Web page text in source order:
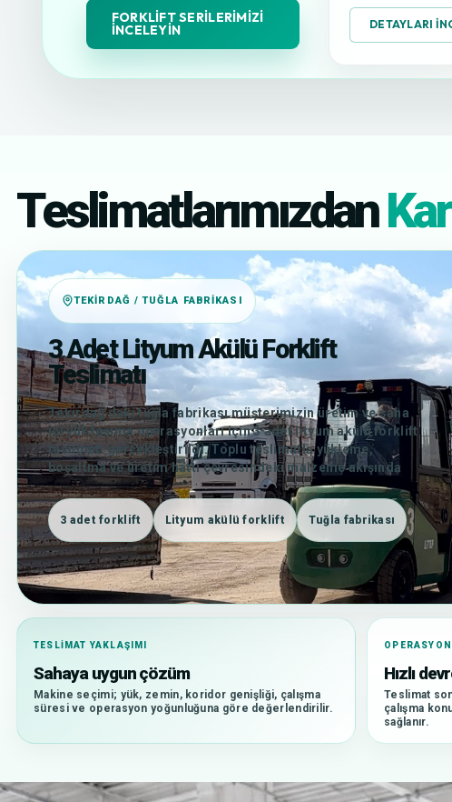
FORKLIFT SERILERIMIZI
İNCELEYIN DETAYLARI
Teslimatlarımızdan
TEKIRDAĞ / TUĞLA FABRIKASI
3 Adet Lityum Akülü Forklift
Teslimatı
Tekirdağ’daki tuğla fabrikası müşterimizin üretim ve saha
içi yük taşıma operasyonları için 3 adet lityum akülü forklift
teslimatı gerçekleştirildi. Toplu teslimatla yükleme,
boşaltma ve üretim hattı çevresindeki malzeme akışında
kapasite artışı hedeflendi.
3 adet forklift Lityum akülü forklift Tuğla fabrikası
TESLIMAT YAKLAŞIMI
Sahaya uygun çözüm
Makine seçimi; yük, zemin, koridor genişliği, çalışma
süresi ve operasyon yoğunluğuna göre değerlendirilir.
OPERASYON
Hızlı
Teslimat
çalışma
sağlanır.